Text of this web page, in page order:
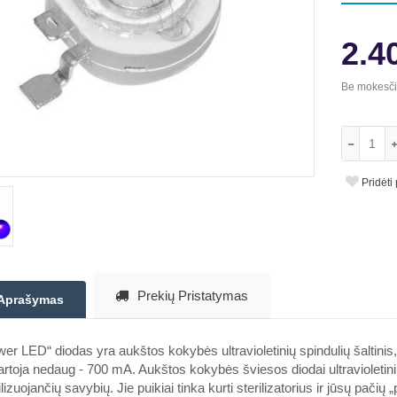
Be
Pridėti
Prekių Pristatymas
LED“ diodas yra aukštos kokybės ultravioletinių spindulių
nedaug - 700 mA. Aukštos kokybės šviesos diodai
savybių. Jie puikiai tinka kurti sterilizatorius ir jūsų pačių